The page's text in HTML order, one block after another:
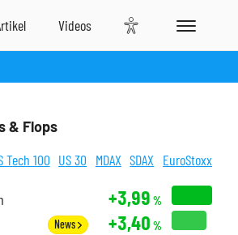
& Flops
Tech 100 US 30 MDAX SDAX EuroStoxx
+3,99 %
News +3,40 %